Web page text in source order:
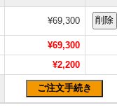
¥69,300
¥69,300
¥2,200